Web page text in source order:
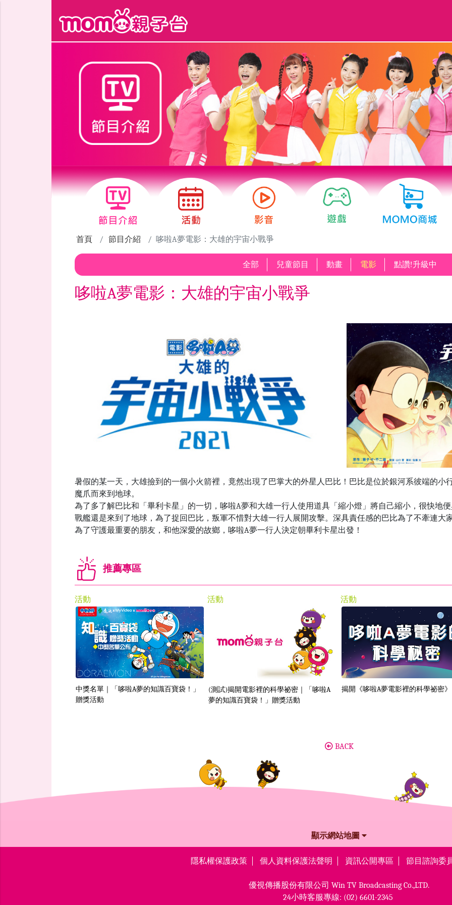
首頁 節目介紹 哆啦A夢電影：大雄的宇宙小戰爭
全部 兒童節目 動畫 電影 點讚!升級中
哆啦A夢電影：大雄的宇宙小戰爭
Previous
暑假的某一天，大雄撿到的一個小火箭裡，竟然出現了巴掌大的外星人巴比！巴比是位於銀河系彼端的小
魔爪而來到地球。
為了多了解巴比和「畢利卡星」的一切，哆啦A夢和大雄一行人使用道具「縮小燈」將自己縮小，很快地
戰艦還是來到了地球，為了捉回巴比，叛軍不惜對大雄一行人展開攻擊。深具責任感的巴比為了不牽連
為了守護最重要的朋友，和他深愛的故鄉，哆啦A夢一行人決定朝畢利卡星出發！
推薦專區
活動
中獎名單｜「哆啦A夢的知識百寶袋！」
贈獎活動
活動
(測試)揭開電影裡的科學祕密｜「哆啦A
夢的知識百寶袋！」贈獎活動
活動
揭開《哆啦A夢電影裡的科學祕密》
BACK
顯示網站地圖
隱私權保護政策 個人資料保護法聲明 資訊公開專區 節目諮詢委
優視傳播股份有限公司 Win TV Broadcasting Co.,LTD.
24小時客服專線: (02) 6601-2345